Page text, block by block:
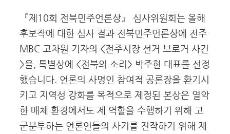
『제10회 전북민주언론상』 심사위원회는 올해
후보작에 대한 심사 결과 전북민주언론상에 전주
MBC 고차원 기자의 <전주시장 선거 브로커 사건
>을, 특별상에 <전북의 소리> 박주현 대표를 선정
했습니다. 언론의 사명인 참여적 공론장을 환기시
키고 지역성 강화를 목적으로 제정된 본상은 열악
한 매체 환경에서도 제 역할을 수행하기 위해 고
군분투하는 언론인들의 사기를 진작하기 위해 제